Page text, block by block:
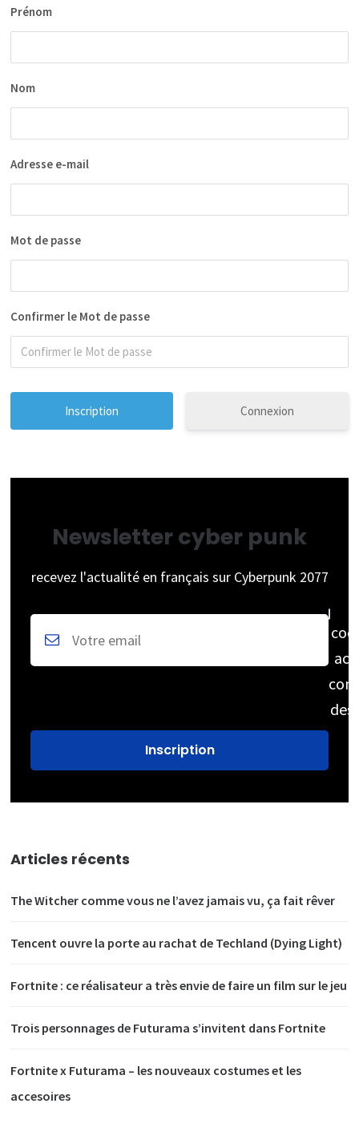
Prénom
Nom
Adresse e-mail
Mot de passe
Confirmer le Mot de passe
Connexion
Newsletter cyber punk
recevez l'actualité en français sur Cyberpunk 2077
des
Articles récents
The Witcher comme vous ne l’avez jamais vu, ça fait rêver
Tencent ouvre la porte au rachat de Techland (Dying Light)
Fortnite : ce réalisateur a très envie de faire un film sur le jeu
Trois personnages de Futurama s’invitent dans Fortnite
Fortnite x Futurama – les nouveaux costumes et les
accesoires